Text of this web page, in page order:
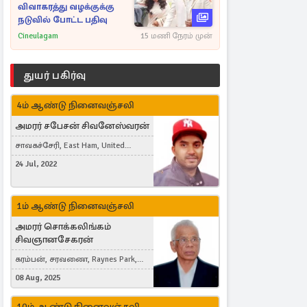
விவாகரத்து வழக்குக்கு
நடுவில் போட்ட பதிவு
Cineulagam 15 மணி நேரம் முன்
துயர் பகிர்வு
4ம் ஆண்டு நினைவஞ்சலி
அமரர் சபேசன் சிவனேஸ்வரன்
சாவகச்சேரி, East Ham, United
Kingdom
24 Jul, 2022
1ம் ஆண்டு நினைவஞ்சலி
அமரர் சொக்கலிங்கம்
சிவஞானசேகரன்
கரம்பன், சரவணை, Raynes Park,
London, United Kingdom
08 Aug, 2025